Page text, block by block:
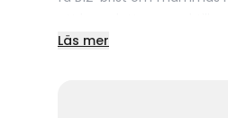
oss handlar du b-
Läs mer